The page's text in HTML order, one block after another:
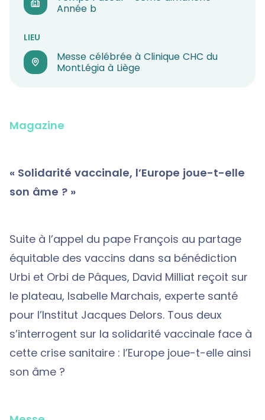
Année b
LIEU
Messe célébrée à Clinique CHC du
MontLégia à Liège
Magazine
« Solidarité vaccinale, l’Europe joue-t-elle
son âme ? »
Suite à l’appel du pape François au partage
équitable des vaccins dans sa bénédiction
Urbi et Orbi de Pâques, David Milliat reçoit sur
le plateau, Isabelle Marchais, experte santé
pour l’Institut Jacques Delors. Tous deux
s’interrogent sur la solidarité vaccinale face à
cette crise sanitaire : l’Europe joue-t-elle ainsi
son âme ?